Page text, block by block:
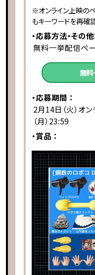
※オンライン上映の
もキーワードを再確
・応募方法・その他
無料一挙配信ペ
無
・応募期間 ：
2月14日（火）オ
（月）23:59
・賞品 ：